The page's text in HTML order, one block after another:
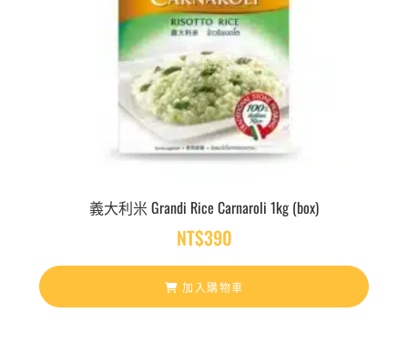
義大利米 Grandi Rice Carnaroli 1kg (box)
NT$390
加入購物車